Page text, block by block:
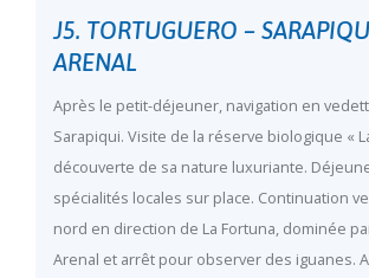
J5. TORTUGUERO –
ARENAL
Après le petit-déjeuner, navigation en
Sarapiqui. Visite de la réserve biologique «
découverte de sa nature luxuriante.
spécialités locales sur place. Continuation
nord en direction de La Fortuna, dominée
Arenal et arrêt pour observer des iguanes.